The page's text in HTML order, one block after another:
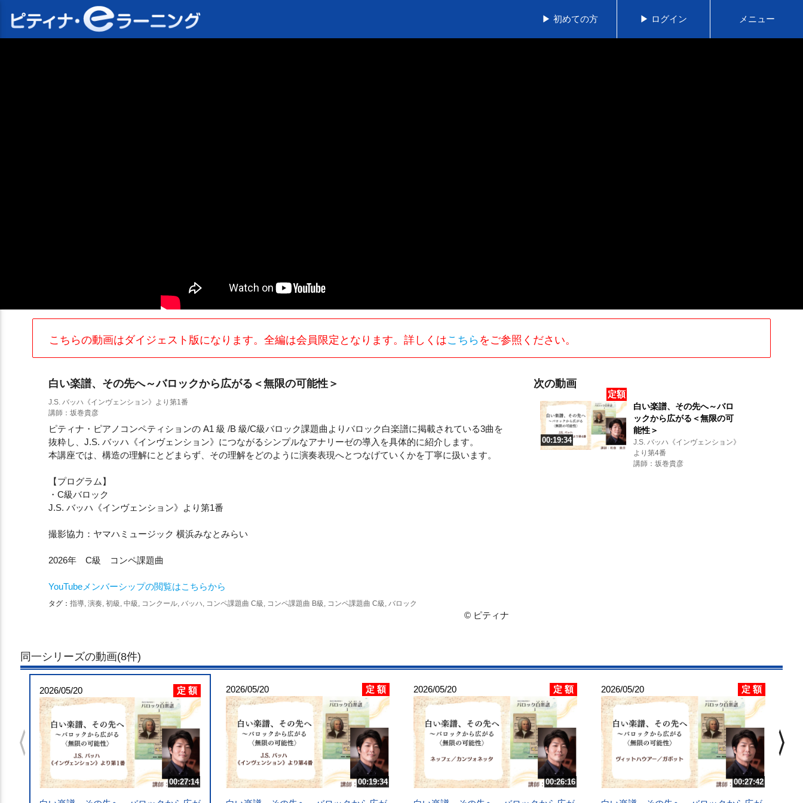
▶ 初めての方 ▶ ログイン メニュー
こちらの動画はダイジェスト版になります。全編は会員限定となります。詳しくはこちら をご参照ください。
白い楽譜、その先へ～バロックから広がる＜無限の可能性＞
J.S. バッハ《インヴェンション》より第1番
講師：坂巻貴彦
ピティナ・ピアノコンペティションの A1 級 /B 級/C級バロック課題曲よりバロック白楽譜に掲載されている3曲を
抜粋し、J.S. バッハ《インヴェンション》につながるシンプルなアナリーゼの導入を具体的に紹介します。
本講座では、構造の理解にとどまらず、その理解をどのように演奏表現へとつなげていくかを丁寧に扱います。
【プログラム】
・C級バロック
J.S. バッハ《インヴェンション》より第1番
撮影協力：ヤマハミュージック 横浜みなとみらい
2026年 C級 コンペ課題曲
YouTubeメンバーシップの閲覧はこちらから
タグ： 指導, 演奏, 初級, 中級, コンクール, バッハ, コンペ課題曲 C級, コンペ課題曲 B級, コンペ課題曲 C級, バロック
© ピティナ
次の動画
定額
00:19:34
白い楽譜、その先へ～バロ
ックから広がる＜無限の可
能性＞
J.S. バッハ《インヴェンション》
より第4番
講師：坂巻貴彦
同一シリーズの動画(8件)
2026/05/20 定 額
00:27:14
2026/05/20 定 額
00:19:34
2026/05/20 定 額
00:26:16
2026/05/20 定 額
00:27:42
chevron_left chevron_right